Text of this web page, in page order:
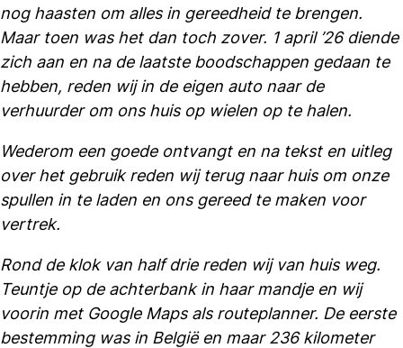
nog haasten om alles in gereedheid te brengen.
Maar toen was het dan toch zover. 1 april ’26 diende
zich aan en na de laatste boodschappen gedaan te
hebben, reden wij in de eigen auto naar de
verhuurder om ons huis op wielen op te halen.
Wederom een goede ontvangt en na tekst en uitleg
over het gebruik reden wij terug naar huis om onze
spullen in te laden en ons gereed te maken voor
vertrek.
Rond de klok van half drie reden wij van huis weg.
Teuntje op de achterbank in haar mandje en wij
voorin met Google Maps als routeplanner. De eerste
bestemming was in België en maar 236 kilometer